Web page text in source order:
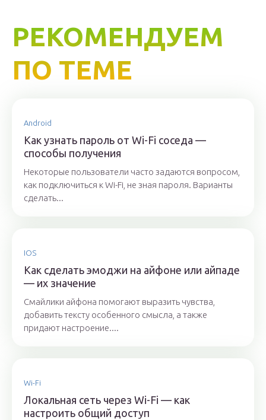
РЕКОМЕНДУЕМ
ПО ТЕМЕ
Android
Как узнать пароль от Wi-Fi соседа —
способы получения
Некоторые пользователи часто задаются вопросом,
как подключиться к Wi-Fi, не зная пароля. Варианты
сделать...
IOS
Как сделать эмоджи на айфоне или айпаде
— их значение
Смайлики айфона помогают выразить чувства,
добавить тексту особенного смысла, а также
придают настроение....
Wi-Fi
Локальная сеть через Wi-Fi — как
настроить общий доступ